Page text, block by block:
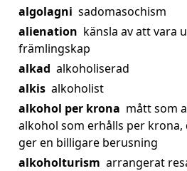
algolagni sadomasochism
alienation känsla av att vara
främlingskap
alkad alkoholiserad
alkis alkoholist
alkohol per krona mått som
alkohol som erhålls per
ger en billigare berusning
alkoholturism arrangerat